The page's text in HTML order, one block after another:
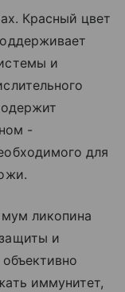
Красный цвет
и
-
для
ликопина
и
иммунитет,